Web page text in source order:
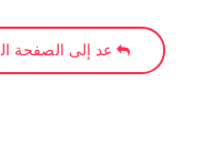
عد إلى الصفحة